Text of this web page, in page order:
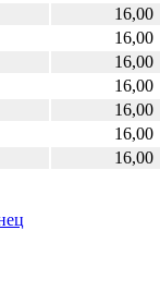
16,00
16,00
16,00
16,00
16,00
16,00
16,00